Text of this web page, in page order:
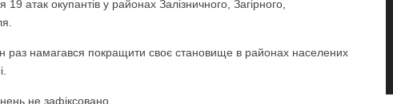
атак окупантів у районах Залізничного, Загірного,
раз намагався покращити своє становище в районах населених
не зафіксовано.